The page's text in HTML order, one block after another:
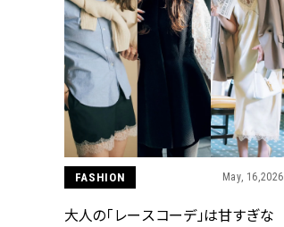
FASHION May, 16,2026
大人の「レースコーデ」は甘すぎな